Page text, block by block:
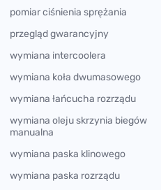
pomiar ciśnienia sprężania
przegląd gwarancyjny
wymiana intercoolera
wymiana koła dwumasowego
wymiana łańcucha rozrządu
wymiana oleju skrzynia biegów
manualna
wymiana paska klinowego
wymiana paska rozrządu